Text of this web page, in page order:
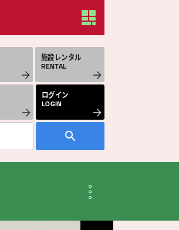
施設レンタル
RENTAL
ログイン
LOGIN